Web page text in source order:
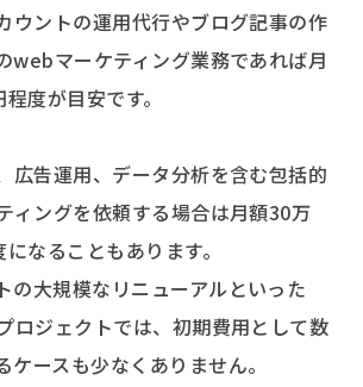
ウントの運用代行やブログ記事の作
webマーケティング業務であれば月
度が目安です。
広告運用、データ分析を含む包括的
ィングを依頼する場合は月額30万
なることもあります。
の大規模なリニューアルといった
ロジェクトでは、初期費用として数
ケースも少なくありません。